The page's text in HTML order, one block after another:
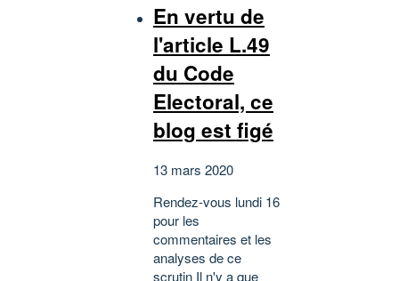
En vertu de
l'article L.49
du Code
Electoral, ce
blog est figé
13 mars 2020
Rendez-vous lundi 16
pour les
commentaires et les
analyses de ce
scrutin Il n'y a que